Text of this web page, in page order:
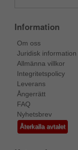
Information
Om oss
Juridisk information
Allmänna villkor
Integritetspolicy
Leverans
Ångerrätt
FAQ
Nyhetsbrev
Återkalla avtalet